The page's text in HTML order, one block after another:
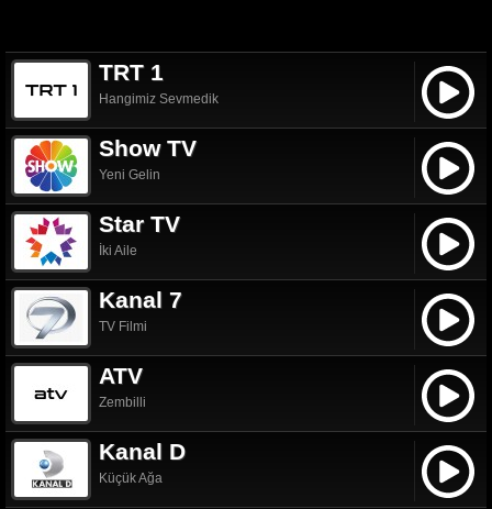
TRT 1
Hangimiz Sevmedik
Show TV
Yeni Gelin
Star TV
İki Aile
Kanal 7
TV Filmi
ATV
Zembilli
Kanal D
Küçük Ağa